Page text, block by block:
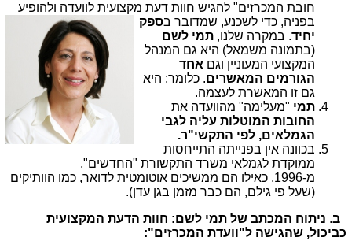
חובת המכרזים" להגיש חוות דעת מקצועית לוועדה ולהופיע
בפניה, כדי לשכנע, שמדובר בספק
יחיד. במקרה שלנו, תמי לשם
(בתמונה משמאל) היא גם המנהל
המקצועי המעוניין וגם אחד
הגורמים המאשרים. כלומר: היא
גם זו המאשרת לעצמה.
תמי "מעלימה" מהוועדה את
החובות המוטלות עליה לגבי
הגמלאים, לפי התקשי"ר.
בכוונה אין בפנייתה התייחסות
ממוקדת לגמלאי משרד התקשורת "החדשים",
מ-1996,
כאילו הם ממשיכים אוטומטית לדואר, כמו הוותיקים
(שעל פי גילם, הם כבר מזמן בגן עדן).
ב. ניתוח המכתב של תמי לשם: חוות הדעת המקצועית
כביכול, שהגישה ל"וועדת המכרזים":